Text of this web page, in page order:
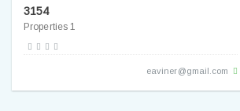
3154
1 Properties
eaviner@gmail.com